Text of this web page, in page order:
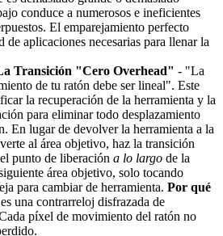
conduce a numerosos e ineficientes
El emparejamiento perfecto
de aplicaciones necesarias para llenar la
Transición "Cero Overhead" - "La
de tu ratón debe ser lineal". Este
la recuperación de la herramienta y la
para eliminar todo desplazamiento
En lugar de devolver la herramienta a la
al área objetivo, haz la transición
punto de liberación a lo largo de la
área objetivo, solo tocando
para cambiar de herramienta. Por qué
una contrarreloj disfrazada de
píxel de movimiento del ratón no